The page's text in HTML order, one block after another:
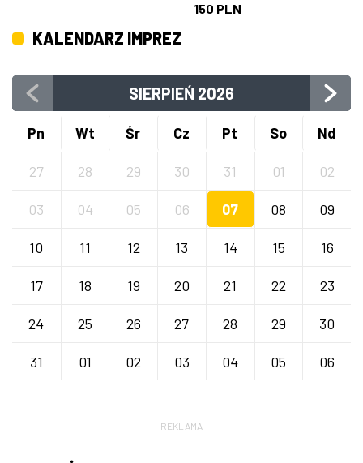
150 PLN
KALENDARZ IMPREZ
SIERPIEŃ 2026
Pn Wt Śr Cz Pt So Nd
27 28 29 30 31 01 02
03 04 05 06 07 08 09
10 11 12 13 14 15 16
17 18 19 20 21 22 23
24 25 26 27 28 29 30
31 01 02 03 04 05 06
REKLAMA